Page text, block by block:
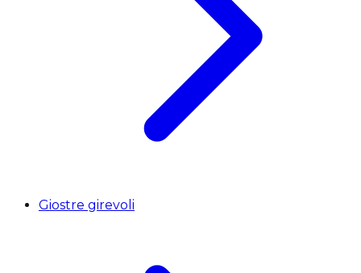
Giostre girevoli